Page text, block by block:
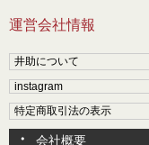
運営会社情報
井助について
instagram
特定商取引法の表示
会社概要